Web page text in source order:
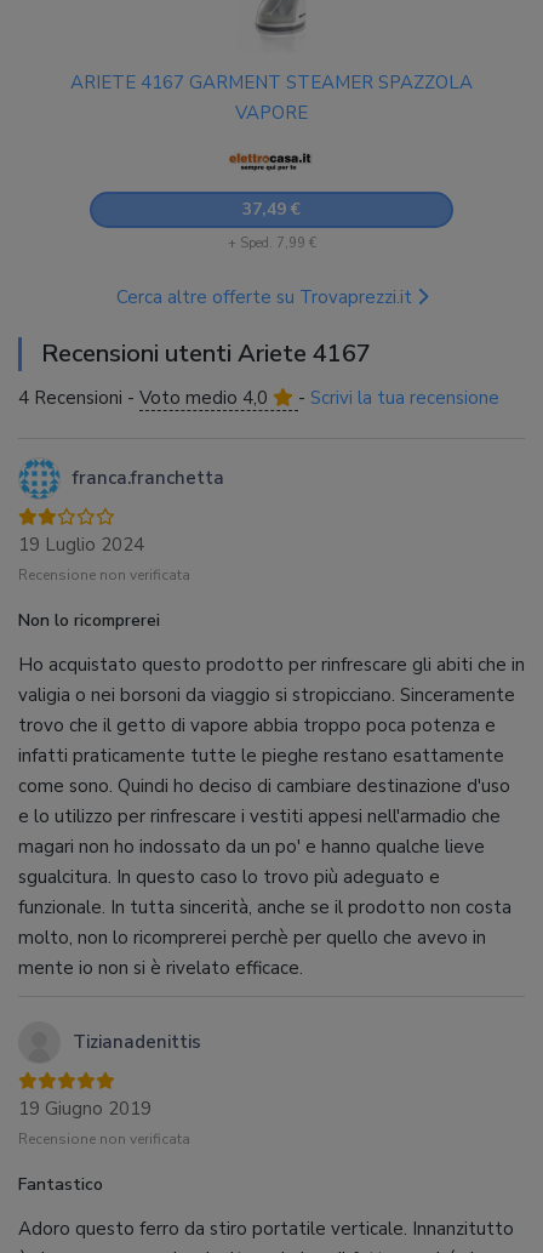
ARIETE 4167 GARMENT STEAMER SPAZZOLA
VAPORE
37,49 €
+ Sped. 7,99 €
Cerca altre offerte su Trovaprezzi.it
Recensioni utenti Ariete 4167
4 Recensioni - Voto medio 4,0 - Scrivi la tua recensione
franca.franchetta
19 Luglio 2024
Recensione non verificata
Non lo ricomprerei
Ho acquistato questo prodotto per rinfrescare gli abiti che in
valigia o nei borsoni da viaggio si stropicciano. Sinceramente
trovo che il getto di vapore abbia troppo poca potenza e
infatti praticamente tutte le pieghe restano esattamente
come sono. Quindi ho deciso di cambiare destinazione d'uso
e lo utilizzo per rinfrescare i vestiti appesi nell'armadio che
magari non ho indossato da un po' e hanno qualche lieve
sgualcitura. In questo caso lo trovo più adeguato e
funzionale. In tutta sincerità, anche se il prodotto non costa
molto, non lo ricomprerei perchè per quello che avevo in
mente io non si è rivelato efficace.
Tizianadenittis
19 Giugno 2019
Recensione non verificata
Fantastico
Adoro questo ferro da stiro portatile verticale. Innanzitutto